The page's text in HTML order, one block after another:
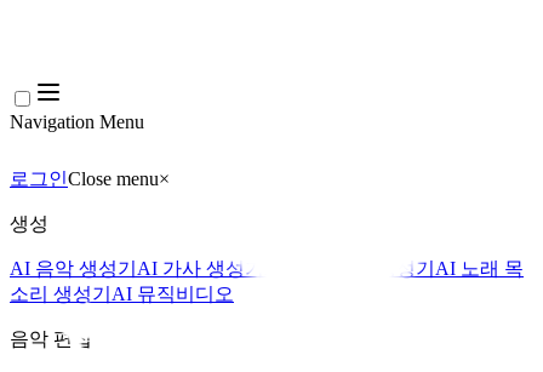
Navigation Menu
로그인Close menu×
생성
AI 음악 생성기 AI 가사 생성기 AI 노래 커버 생성기 AI 노래 목
소리 생성기 AI 뮤직비디오
음악 편집